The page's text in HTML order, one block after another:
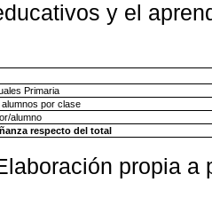
y el
Primaria
alumnos por clase
alumno
respecto del total
propia a